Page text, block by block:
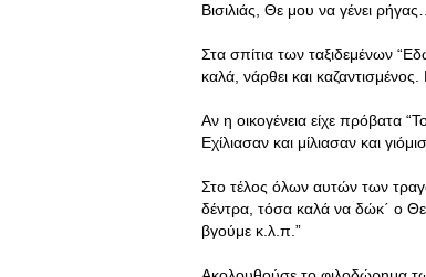
Βισιλιάς, Θε μου να γένει
Στα σπίτια των ταξιδεμένων
καλά, νάρθει και
Αν η οικογένεια είχε πρόβατα
Εχίλιασαν και μίλιασαν και
Στο τέλος όλων αυτών των
δέντρα, τόσα καλά να δώκ΄ ο
βγούμε κ.λ.π.”